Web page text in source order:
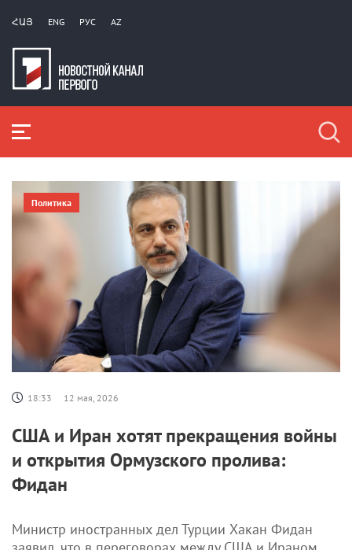
ՀԱՅ ENG РУС AZ
Политика
18:33 12 мая, 2026
США и Иран хотят прекращения войны
и открытия Ормузского пролива:
Фидан
Министр иностранных дел Турции Хакан Фидан